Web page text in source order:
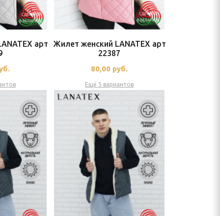
арт
Жилет женский LANATEX арт
22387
80,00 руб.
Ещё 5 вариантов